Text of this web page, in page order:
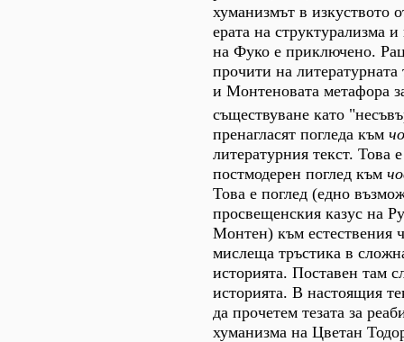
хуманизмът в изкуството
ерата на структурализма
на Фуко е приключено.
прочити на литературната
и Монтеновата метафора
съществуване като
пренагласят погледа към
литературния текст. Това
постмодерен поглед към
Това е поглед (едно
просвещенския казус на
Монтен) към естествения
мислеща тръстика в
историята. Поставен там
историята. В настоящия
да прочетем тезата за
хуманизма на Цветан